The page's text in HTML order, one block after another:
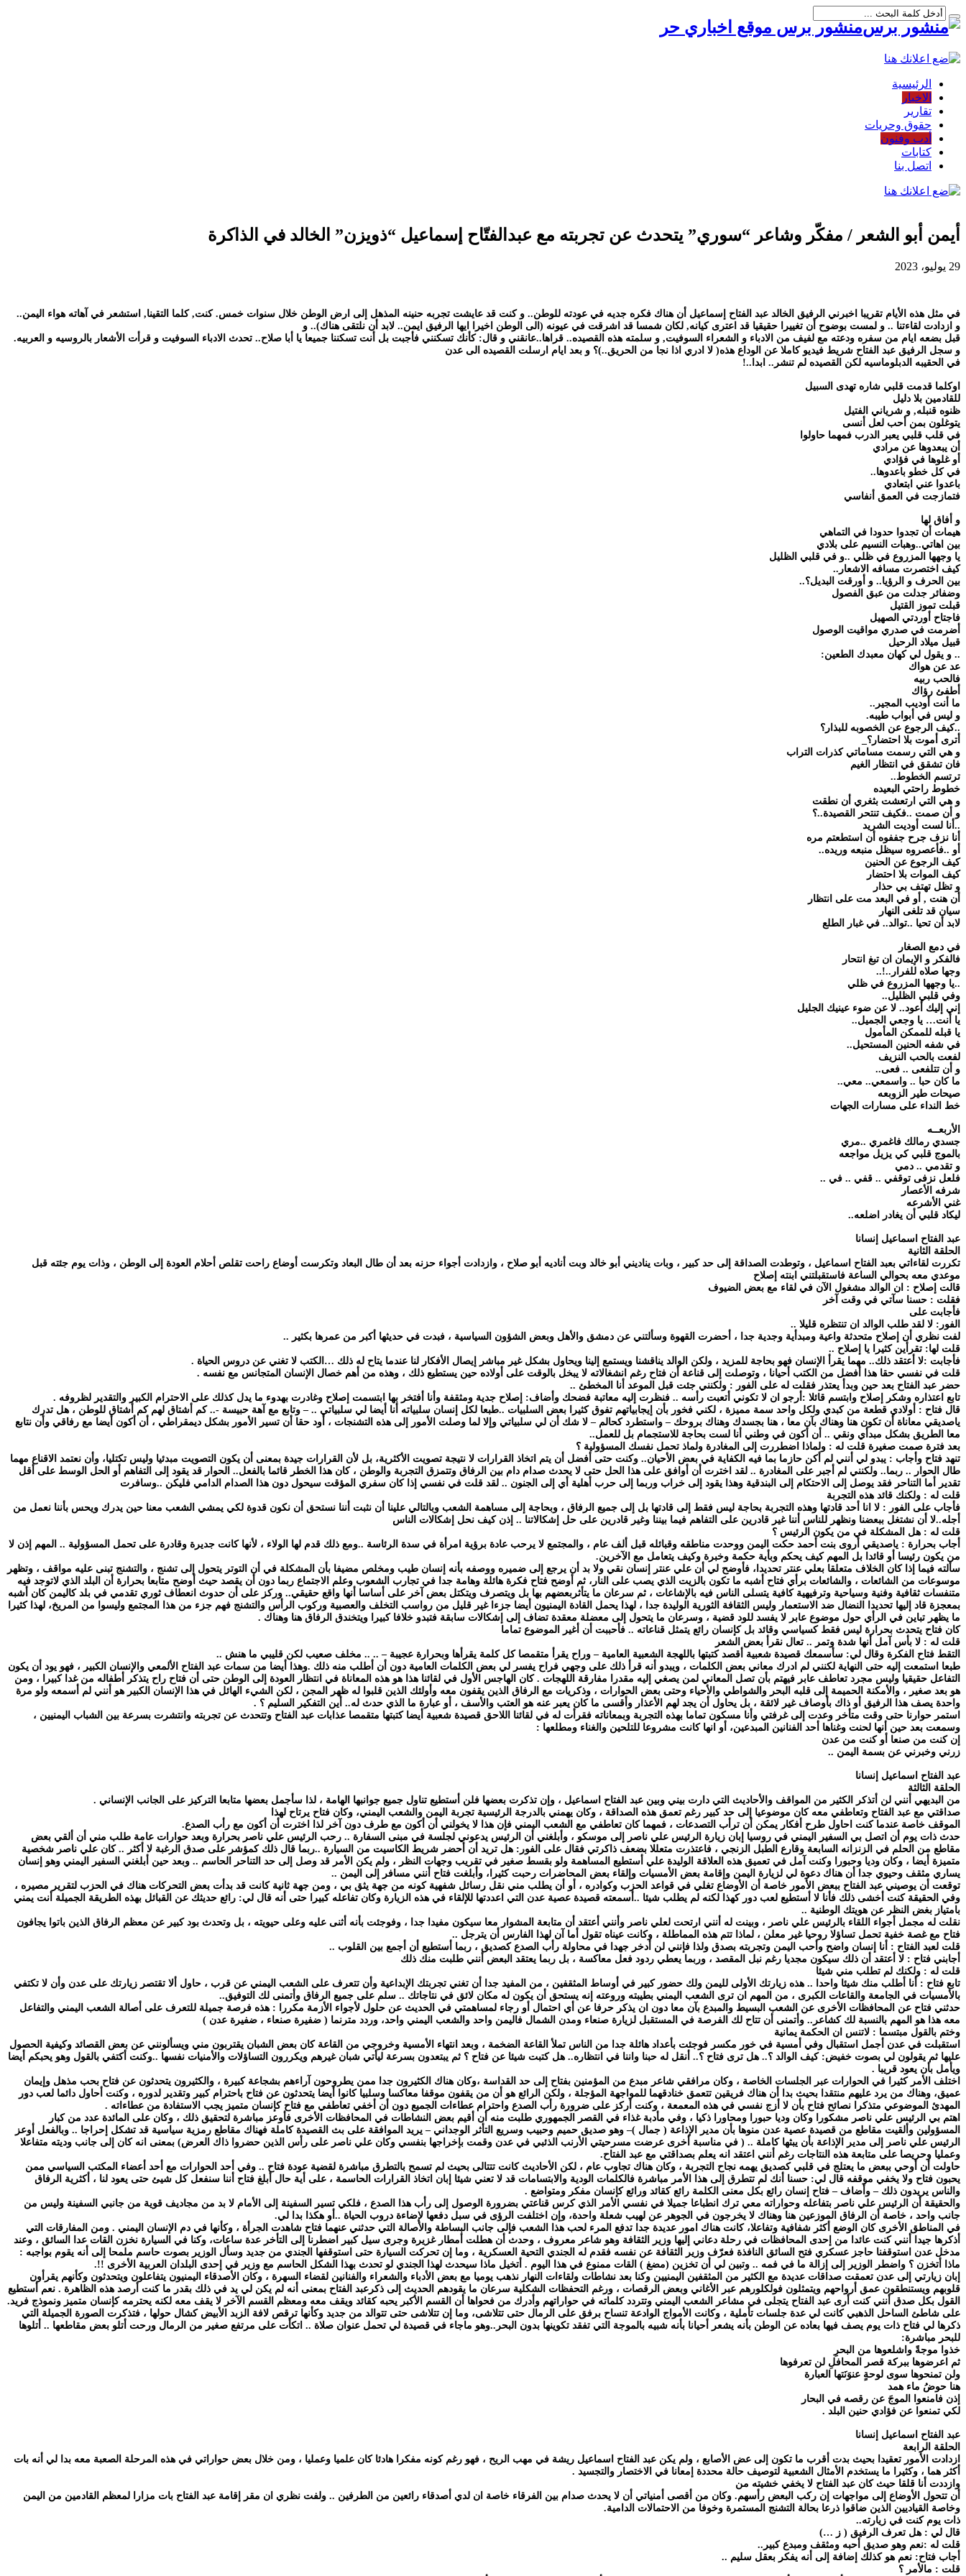
منشور برس موقع اخباري حر
الرئيسية
الاخبار
تقارير
حقوق وحريات
أدب وفنون
كتابات
اتصل بنا
أيمن أبو الشعر / مفكّر وشاعر “سوري” يتحدث عن تجربته مع عبدالفتّاح إسماعيل “ذويزن” الخالد في الذاكرة
29 يوليو، 2023
في مثل هذه الأيام تقريبا اخبرني الرفيق الخالد عبد الفتاح إسماعيل أن هناك فكره جديه في عودته للوطن.. و كنت قد عايشت تجربه حنينه المذهل إلى ارض الوطن خلال سنوات خمس. كنت, كلما التقينا, استشعر في آهاته هواء اليمن..
و ازدادت لقاءتنا .. و لمست بوضوح أن تغييرا حقيقيا قد اعترى كيانه, لكان شمسا قد اشرقت في عيونه (الى الوطن اخيرا ايها الرفيق ايمن.. لابد أن نلتقى هناك).. و
قبل بضعه ايام من سفره ودعته مع لفيف من الادباء و الشعراء السوفيت, و سلمته هذه القصيده.. قراها..عانقني و قال: كأنك تسكنني فأجبت بل أنت تسكننا جميعا يا أبا صلاح.. تحدث الادباء السوفيت و قرأت الأشعار بالروسيه و العربيه.
و سجل الرفيق عبد الفتاح شريط فيديو كاملا عن الوداع هذه( لا ادري اذا نجا من الحريق..)؟ و بعد ايام ارسلت القصيده الى عدن
في الحقيبه الدبلوماسيه لكن القصيده لم تنشر.. ابدا..!
اوكلما قدمت قلبي شاره تهدى السبيل
للقادمين بلا دليل
ظنوه قنبله, و شرياني الفتيل
يتوغلون بمن أحب لعل أنسى
في قلب قلبي يعبر الدرب فمهما حاولوا
أن يبعدوها عن مرادي
أو غلوها في فؤادي
في كل خطو باعدوها..
باعدوا عني ابتعادي
فتمازجت في العمق أنفاسي
و أفاق لها
هيمات أن تجدوا حدودا في التماهي
بين اهاتي..وهبات النسيم على بلادي
يا وجهها المزروع في ظلي ..و في قلبي الظليل
كيف اختصرت مسافه الاشعار..
بين الحرف و الرؤيا.. و أورقت البديل؟..
وضفائر جدلت من عبق الفصول
قبلت تموز القتيل
فاجتاح أوردتي الصهيل
أضرمت في صدري مواقيت الوصول
قبيل ميلاد الرحيل
.. و يقول لي كهان معبدك الطعين:
عد عن هواك
فالحب ربيه
أطفئ رؤاك
ما أنت أوديب المجير..
و ليس في أبواب طيبه.
..كيف الرجوع عن الخصوبه للبذار؟
أترى أموت بلا احتضار؟_
و هي التي رسمت مساماتي كذرات التراب
فان تشقق في انتظار الغيم
ترتسم الخطوط..
خطوط راحتي البعيده
و هي التي ارتعشت بثغري أن نطقت
و أن صمت ..فكيف تنتحر القصيدة..؟
..أنا لست أوديت الشريد
أنا نزف جرح جففوه أن استطعتم مره
أو ..فأعصروه سيظل منبعه وريده..
كيف الرجوع عن الحنين
كيف الموات بلا احتضار
و تظل تهتف بي حذار
أن هنت , أو في البعد مت على انتظار
سيان قد تلغى النهار
لابد أن تحيا ..توالد.. في غبار الطلع
في دمع الصغار
فالفكر و الإيمان ان تبغ انتحار
وجها صلاه للفرار..!..
..يا وجهها المزروع في ظلي
وفي قلبي الظليل..
إني إليك أعود.. لا عن ضوء عينيك الجليل
يا أنت… يا وجعي الجميل..
يا قبله للممكن المأمول
في شفه الحنين المستحيل..
لفعت بالحب النزيف
و أن تتلفعى .. فعى..
ما كان حبا .. واسمعي.. معي..
صيحات طير الزوبعه
خط النداء على مسارات الجهات
الأربعــه
جسدي رمالك فاغمري ..مري
بالموج قلبي كي يزيل مواجعه
و تقدمي .. دمي
فلعل نزفى توقفي .. قفي .. في ..
شرفه الأعصار
غني الأشرعه
ليكاد قلبي أن يغادر اضلعه..
عبد الفتاح اسماعيل إنسانا
الحلقة الثانية
تكررت لقاءاتي بعبد الفتاح اسماعيل ، وتوطدت الصداقة إلى حد كبير ، وبات يناديني أبو خالد وبت أناديه أبو صلاح ، وازدادت أجواء حزنه بعد أن طال البعاد وتكرست أوضاع راحت تقلص أحلام العودة إلى الوطن ، وذات يوم جئته قبل
موعدي معه بحوالي الساعة فاستقبلتني ابنته إصلاح
قالت إصلاح : ان الوالد مشغول الآن في لقاء مع بعض الضيوف
فقلت : حسنا سآتي في وقت آخر
فأجابت على
الفور: لا لقد طلب الوالد ان تنتظره قليلا ..
لفت نظري أن إصلاح متحدثة واعية ومبدأية وجدية جدا ، أحضرت القهوة وسألتني عن دمشق والأهل وبعض الشؤون السياسية ، فبدت في حديثها أكبر من عمرها بكثير ..
قلت لها: تقرأين كثيرا يا إصلاح ..
فأجابت :لا أعتقد ذلك.. مهما يقرأ الإنسان فهو بحاجة للمزيد ، ولكن الوالد يناقشنا ويستمع إلينا ويحاول بشكل غير مباشر إيصال الأفكار لنا عندما يتاح له ذلك …الكتب لا تغني عن دروس الحياة .
قلت في نفسي حقا هذا أفضل من الكتب أحيانا ، وتوصلت إلى قناعة أن فتاح رغم انشغالاته لا يبخل بالوقت على أولاده حين يستطيع ذلك ، وهذه من أهم خصال الإنسان المتجانس مع نفسه .
حضر عبد الفتاح بعد حين وبدأ يعتذر فقلت له على الفور : ولكنني جئت قبل الموعد أنا المخطئ ..
تابع اعتذاره وشكر إصلاح وابتسم قائلا :أرجو ان لا تكوني أتعبت رأسه .. فنظرت إليه معاتبة فضحك وأضاف: إصلاح جدية ومثقفة وأنا أفتخر بها ابتسمت إصلاح وغادرت بهدوء ما يدل كذلك على الاحترام الكبير والتقدير لظروفه .
قال فتاح : أولادي قطعة من كبدي ولكل واحد سمة مميزة ، لكني فخور بأن إيجابياتهم تفوق كثيرا بعض السلبيات ..طبعا لكل إنسان سلبياته أنا أيضا لي سلبياتي .. – وتابع مع آهة حبيسة -.. كم أشتاق لهم كم أشتاق للوطن ، هل تدرك
ياصديقي معاناة أن تكون هنا وهناك بآن معا ، هنا بجسدك وهناك بروحك – واستطرد كحالم – لا شك أن لي سلبياتي وإلا لما وصلت الأمور إلى هذه التشنجات ، أود حقا أن تسير الأمور بشكل ديمقراطي ، أن أكون أيضا مع رفاقي وأن نتابع
معا الطريق بشكل مبدأي ونقي .. أن أكون في وطني أنا لست بحاجة للاستجمام بل للعمل..
بعد فترة صمت صغيرة قلت له : ولماذا اضطررت إلى المغادرة ولماذ تحمل نفسك المسؤولية ؟
تنهد فتاح وأجاب : يبدو لي أنني لم أكن حازما بما فيه الكفاية في بعض الأحيان.. وكنت حتى أفضل أن يتم اتخاذ القرارات لا نتيجة تصويت الأكثرية، بل لأن القرارات جيدة بمعنى أن يكون التصويت مبدئيا وليس تكتليا، وأن نعتمد الاقناع مهما
طال الحوار .. ربما.. ولكنني لم أجبر على المغادرة .. لقد اخترت أن أوافق على هذا الحل حتى لا يحدث صدام دام بين الرفاق وتتمزق التجربة والوطن ، كان هذا الخطر قائما بالفعل.. الحوار قد يقود إلى التفاهم أو الحل الوسط على أقل
تقدير أما التناحر فقد يوصل إلى الاحتكام إلى البندقية وهذا يقود إلى خراب وربما إلى حرب أهلية أي إلى الجنون .. لقد قلت في نفسي إذا كان سفري المؤقت سيحول دون هذا الصدام الدامي فليكن ..وسافرت
قلت له : ولكنك قائد هذه التجربة
فأجاب على الفور : لا انا أحد قادتها وهذه التجربة بحاجة ليس فقط إلى قادتها بل إلى جميع الرفاق ، وبحاجة إلى مساهمة الشعب وبالتالي علينا أن نثبت أننا نستحق أن نكون قدوة لكي يمشي الشعب معنا حين يدرك ويحس بأننا نعمل من
أجله..لا أن نشتغل ببعضنا ونظهر للناس أننا غير قادرين على التفاهم فيما بيننا وغير قادرين على حل إشكالاتنا .. إذن كيف نحل إشكالات الناس
قلت له : هل المشكلة في من يكون الرئيس ؟
أجاب بحرارة : ياصديقي أروى بنت أحمد حكت اليمن ووحدت مناطقه وقبائله قبل ألف عام ، والمجتمع لا يرحب عادة برؤية امرأة في سدة الرئاسة ..ومع ذلك قدم لها الولاء ، لأنها كانت جديرة وقادرة على تحمل المسؤولية .. المهم إذن لا
من يكون رئيسا أو قائدا بل المهم كيف يحكم وبأية حكمة وخبرة وكيف يتعامل مع الآخرين.
سألته فيما إذا كان الخلاف متعلقا بعلي عنتر تحديدا، فأوضح لي أن علي عنتر إنسان نقي ولا بد أن يرجع إلى ضميره ووصفه بأنه إنسان طيب ومخلص مضيفا بأن المشكلة في أن التوتر يتحول إلى تشنج ، والتشنج تبنى عليه مواقف ، وتظهر
موسوعات من الشائعات ، والشائعات برأي فتاح أشبه ما تكون بالزيت الذي يصب على النار، ثم أوضح فتاح فكرة هائلة وهامة جدا في تجارب الشعوب وعلم الاجتماع ربما دون أن يقصد حيث أوضح متابعا بحرارة أن البلد الذي لاتوجد فيه
متنفسات ثقافية وفنية وسياحية وترفيهية كافية يتسلى الناس فيه بالإشاعات ، ثم سرعان ما يتأثربعضهم بها بل ويتصرف ويتكتل بعض آخر على أساسا أنها واقع حقيقي.. وركز على أن حدوث انعطاف ثوري تقدمي في بلد كاليمن كان أشبه
بمعجزة قاد إليها تحديدا النضال ضد الاستعمار وليس الثقافة الثورية الوليدة جدا ، لهذا يحمل القادة اليمنيون أيضا جزءا غير قليل من رواسب التخلف والعصبية وركوب الرأس والتشنج فهم جزء من هذا المجتمع وليسوا من المريخ، لهذا كثيرا
ما يظهر تباين في الرأي حول موضوع عابر لا يفسد للود قضية ، وسرعان ما يتحول إلى معضلة معقدة تضاف إلى إشكالات سابقة فتبدو خلافا كبيرا ويتخندق الرفاق هنا وهناك .
كان فتاح يتحدث بحرارة ليس فقط كسياسي وقائد بل كإنسان رائع يتمثل قناعاته .. فأحببت أن أغير الموضوع تماما
قلت له : لا بأس آمل أنها شدة وتمر .. تعال نقرأ بعض الشعر
التقط فتاح الفكرة وقال لي: سأسمعك قصيدة شعبية أقصد كتبتها باللهجة الشعبية العامية – وراح يقرأ متقمصا كل كلمة يقرأها وبحرارة عجيبة – .. .. مخلف صعيب لكن قليبي ما هنش ..
طبعا استمعت إليه حتى النهاية لكنني لم ادرك معاني بعض الكلمات ، ويبدو أنه قرأ ذلك على وجهي فراح يفسر لي بعض الكلمات العامية دون أن أطلب منه ذلك .وهذا أيضا من سمات عبد الفتاح الألمعي والإنسان الكبير ، فهو يود أن يكون
التفاعل حقيقيا وليس مجرد تعاطف عابر فيهتم بأن تصل المعاني لمن يصغي إليه مقدرا مفارقة اللهجات . كان الهاجس الأول في لقائنا هذا هو هذه المعاناة في انتظار العودة إلى الوطن حتى أن فتاح راح يتذكر أطفاله من غدا كبيرا ، ومن
هو بعد صغير ، والأمكنة الحميمة إلى قلبه البحر والشواطي والأحياء وحتى بعض الحوارات ، وذكريات مع الرفاق الذين يقفون معه وأولئك الذين قلبوا له ظهر المجن ، لكن الشيء الهائل في هذا الإنسان الكبير هو أنني لم أسمعه ولو مرة
واحدة يصف هذا الرفيق أو ذاك بأوصاف غير لائقة ، بل يحاول أن يجد لهم الأعذار وأقسى ما كان يعبر عنه هو العتب والأسف ، أو عبارة ما الذي حدث له.. أين التفكير السليم ؟ .
استمر حوارنا حتى وقت متأخر وعدت إلى غرفتي وأنا مسكون تماما بهذه التجربة وبمعاناته فقرأت له في لقائنا اللاحق قصيدة شعبية أيضا كتبتها متقمصا عذابات عبد الفتاح وتتحدث عن تجربته وانتشرت بسرعة بين الشباب اليمنيين ،
وسمعت بعد حين أنها لحنت وغناها أحد الفنانين المبدعين، أو انها كانت مشروعا للتلحين والغناء ومطلعها :
إن كنت من صنعا أو كنت من عدن
زرني وخبرني عن بسمة اليمن ..
عبد الفتاح اسماعيل إنسانا
الحلقة الثالثة
من البديهي أنني لن أتذكر الكثير من المواقف والأحاديث التي دارت بيني وبين عبد الفتاح اسماعيل ، وإن تذكرت بعضها فلن أستطيع تناول جميع جوانبها الهامة ، لذا سأجمل بعضها متابعا التركيز على الجانب الإنساني .
صداقتي مع عبد الفتاح وتعاطفي معه كان موضوعيا إلى حد كبير رغم تعمق هذه الصداقة ، وكان يهمني بالدرجة الرئيسية تجربة اليمن والشعب اليمني، وكان فتاح يرتاح لهذا
الموقف خاصة عندما كنت احاول طرح أفكار يمكن أن ترأب التصدعات ، فمهما كان تعاطفي مع الشعب اليمني فإن هذا لا يخولني أن أكون مع طرف دون آخر لذا اخترت أن أكون مع رأب الصدع.
حدث ذات يوم أن اتصل بي السفير اليمني في روسيا إبان زيارة الرئيس علي ناصر إلى موسكو ، وأبلغني أن الرئيس يدعوني لجلسة في مبنى السفارة .. رحب الرئيس علي ناصر بحرارة وبعد حوارات عامة طلب مني أن ألقي بعض
مقاطع من الحلم في الزنزانه السابعة وقارع الطبل الزنجي ، فاعتذرت متعللا بضعف ذاكرتي فقال على الفور: هل تريد أن أحضر شريط الكاسيت من السيارة ..ربما قال ذلك كمؤشر على صدق الرغبة لا أكثر .. كان علي ناصر شخصية
متميزة أيضا ، وكان وديا وحبورا وكنت آمل في تعميق هذه العلاقة الوليدة علي أستطيع المساهمة ولو بقسط صغير في تقريب وجهات النظر ، ولم يكن الأمر قد وصل إلى حد التناحر الحاسم .. وبعد حين أبلغني السفير اليمني وهو إنسان
يساري مثقف وحيوي جدا أن هناك دعوة لي لزيارة اليمن وإقامة بعض الأمسيات وإلقاء بعض المحاضرات رحبت كثيرا، وأبلغت فتاح أنني مسافر إلى اليمن ..
توقعت أن يوصيني عبد الفتاح ببعض الأمور خاصة أن الأوضاع تغلي في قواعد الحزب وكوادره ، أو أن يطلب مني نقل رسائل شفهية كونه من جهة يثق بي ، ومن جهة ثانية كانت قد بدأت بعض التحركات هناك في الحزب لتقرير مصيره ،
وفي الحقيقة كنت أخشى ذلك فأنا لا أستطيع لعب دور كهذا لكنه لم يطلب شيئا ..أسمعته قصيدة عصية عدن التي اعددتها للإلقاء في هذه الزيارة وكان تفاعله كبيرا حتى أنه قال لي: رائع حديثك عن القبائل بهذه الطريقة الجميلة أنت يمني
بامتياز بغض النظر عن هويتك الوطنية ..
نقلت له مجمل أجواء اللقاء بالرئيس علي ناصر ، وبينت له أنني ارتحت لعلي ناصر وأنني أعتقد أن متابعة المشوار معا سيكون مفيدا جدا ، وفوجئت بأنه أثنى عليه وعلى حيويته ، بل وتحدث بود كبير عن معظم الرفاق الذين باتوا يجافون
فتاح مع غصة خفية تحمل تساؤلا روحيا غير معلن ، لماذا تتم هذه المماطلة ، وكانت عيناه تقول أما آن لهذا الفارس أن يترجل ..
قلت لعبد الفتاح : أنا إنسان واضح وأحب اليمن وتجربته بصدق ولذا فإنني لن أدخر جهدا في محاولة رأب الصدع كصديق ، ربما أستطيع أن أجمع بين القلوب ..
أجابني فتاح : لا أعتقد أن ذلك سيكون مجديا رغم نبل المقصد ، وربما يعطي ردود فعل معاكسة ، بل ربما يعتقد البعض أنني طلبت منك ذلك
قلت له : ولكنك لم تطلب مني شيئا
تابع فتاح : أنا أطلب منك شيئا واحدا .. هذه زيارتك الأولى لليمن ولك حضور كبير في أوساط المثقفين ، من المفيد جدا أن تغني تجربتك الإبداعية وأن تتعرف على الشعب اليمني عن قرب ، حاول ألا تقتصر زيارتك على عدن وأن لا تكتفي
بالأمسيات في الجامعة والقاعات الكبرى ، من المهم ان ترى الشعب اليمني بطيبته وروعته إنه يستحق أن يكون له مكان لائق في نتاجاتك .. سلم على جميع الرفاق وأتمنى لك التوفيق..
حدثني فتاح عن المحافظات الأخرى عن الشعب البسيط والمبدع بآن معا دون ان يذكر حرفا عن أي احتمال أو رجاء لمساهمتي في الحديث عن حلول لأجواء الأزمة مكررا : هذه فرصة جميلة للتعرف على أصالة الشعب اليمني والتفاعل
معه هذا هو المهم بالنسبة لك كشاعر.. وأتمنى أن تتاح لك الفرصة في المستقبل لزيارة صنعاء ومدن الشمال فاليمن واحد والشعب اليمني واحد، وردد مترنما ( ضفيرة صنعاء ، ضفيرة عدن )
وختم بالقول مبتسما : لاتنس ان الحكمة يمانية
استقبلت في عدن أجمل استقبال وفي أمسية في خور مكسر فوجئت بأعداد هائلة جدا من الناس تملأ القاعة الضخمة ، وبعد انتهاء الأمسية وخروجي من القاعة كان بعض الشبان يقتربون مني ويسألونني عن بعض القصائد وكيفية الحصول
عليها ثم يقولون لي بصوت خفيض: كيف الوالد ؟.. هل ترى فتاح ؟.. أنقل له حبنا واننا في انتظاره.. هل كتبت شيئا عن فتاح ؟ ثم يبتعدون بسرعة ليأتي شبان غيرهم ويكررون التساؤلات والأمنيات نفسها ..وكنت أكتفي بالقول وهو يحبكم أيضا
ويأمل بأن يعود قريبا .
اختلف الأمر كثيرا في الحوارات عبر الجلسات الخاصة ، وكان مرافقي شاعر مبدع من المؤمنين بفتاح إلى حد القداسة ،وكان هناك الكثيرون جدا ممن يطروحون آراءهم بشجاعة كبيرة ، والكثيرون يتحدثون عن فتاح بحب مذهل وإيمان
عميق، وهناك من يرد عليهم منتقدا بحيث بدا أن هناك فريقين تتعمق خنادقهما للمواجهة المؤجلة ، ولكن الرائع هو أن من يقفون موقفا معاكسا وسلبيا كانوا أيضا يتحدثون عن فتاح باحترام كبير وتقدير لدوره ، وكنت أحاول دائما لعب دور
المهدئ الموضوعي متذكرا نصائح فتاح بأن لا أزج نفسي في هذه المعمعة ، وكنت أركز على ضرورة رأب الصدع واحترام عطاءات الجميع دون أن أخفي تعاطفي مع فتاح كإنسان متميز يجب الاستفادة من عطاءاته .
اهتم بي الرئيس علي ناصر مشكورا وكان وديا حبورا ومحاورا ذكيا ، وفي مأدبة غذاء في القصر الجمهوري طلبت منه أن أقيم بعض النشاطات في المحافظات الأخرى فأوعز مباشرة لتحقيق ذلك ، وكان على المائدة عدد من كبار
المسؤولين وألقيت مقاطع من قصيدة عصية عدن منوها بأن مدير الإذاعة ( جمال )– وهو صديق حميم وحبيب وسريع التأثر الوجداني – يريد الموافقة على بث القصيدة كاملة فهناك مقاطع رمزية سياسية قد تشكل إحراجا .. وبالفعل أوعز
الرئيس علي ناصر إلى مدير الإذاعة بأن يبثها كاملة .. ( في مناسبة أخرى عرضت مسرحيتي الأرنب الذئبي في عدن وقمت بإخراجها بنفسي وكان علي ناصر على رأس الذين حضروا ذاك العرض) بمعنى انه كان إلى جانب وديته متفاعلا
وعمليا وحريصا على متابعة هذه النتاجات رغم أنني اعتقد انه يعلم بصداقتي مع عبد الفتاح.
حاولت أن أوحي ببعض ما يعتلج في قلبي كصديق يهمه نجاح التجربة ، وكان هناك تجاوب عام ، لكن الأحاديث كانت تتتالى بحيث لم تسمح بالتطرق مباشرة لقضية عودة فتاح .. وفي أحد الحوارات مع أحد أعضاء المكتب السياسي ممن
يحبون فتاح ولا يخفي موقفه قال لي: حسنا أنك لم تتطرق إلى هذا الأمر مباشرة فالكلمات الودية والابتسامات قد لا تعني شيئا إبان اتخاذ القرارات الحاسمة ، على أية حال أبلغ فتاح أننا سنفعل كل شيئ حتى يعود لنا ، أكثرية الرفاق
والناس يريدون ذلك – وأضاف – فتاح إنسان رائع بكل معنى الكلمة رائع كقائد ورائع كإنسان مفكر ومتواضع .
والحقيقة أن الرئيس علي ناصر بتفاعله وحواراته معي ترك انطباعا جميلا في نفسي الأمر الذي كرس قناعتي بضرورة الوصول إلى رأب هذا الصدع ، فلكي تسير السفينة إلى الأمام لا بد من مجاديف قوية من جانبي السفينة وليس من
جانب واحد ، خاصة أن الرفاق الموزعين هنا وهناك لا يخرجون في الجوهر عن لهيب شعلة واحدة، وإن اختلفت الرؤى في سبل دفعها لإضاءة دروب الحياة ..أو هكذا بدا لي.
في المناطق الأخرى كان الوضع أكثر شفافية وتفاعلا، كانت هناك امور عديدة جدا تدفع المرء لحب هذا الشعب فإلى جانب البساطة والأصالة التي حدثني عنهما فتاح شاهدت الجرأة ، وكأنها في دم الإنسان اليمني . ومن المفارقات التي
أذكرها جيدا أنني كنت عائدا من إحدى المحافظات في رحلة دعاني إليها وزير الثقافة وهو شاعر معروف ، وحدث أن هطلت أمطار غزيرة وجرى سيل كبير اضطرنا إلى التأخر عدة ساعات، وكنا في السيارة نخزن القات عدا السائق ، وعند
مدخل عدن استوقفنا حاجز عسكري فتح السائق النافذة فعرّف وزير الثقافة عن نفسه فقدم له الجندي التحية العسكرية ، وما إن تحركت السيارة حتى استوقفها الجندي من جديد وسأل الوزير بصوت حاسم ملمحا إلى أنه يقوم بواجبه :
ماذا أتخزن ؟ واضطر الوزير إلى إزالة ما في فمه .. وتبين لي أن تخزين (مضغ ) القات ممنوع في هذا اليوم . أتخيل ماذا سيحدث لهذا الجندي لو تحدث بهذا الشكل الحاسم مع وزير في إحدى البلدان العربية الأخرى !!.
إبان زيارتي إلى عدن تعمقت صداقات عديدة مع الكثير من المثقفين اليمنيين وكنا بعد نشاطات ولقاءات النهار نذهب يوميا مع بعض الأدباء والشعراء والفنانين لقضاء السهرة ، وكان الأصدقاء اليمنيون يتفاعلون ويتحدثون وكأنهم يقرأون
قلوبهم ويستنطقون عمق أرواحهم ويتمثلون فولكلورهم عبر الأغاني وبعض الرقصات ، ورغم التحفظات الشكلية سرعان ما يقودهم الحديث إلى ذكرعبد الفتاح بمعنى أنه لم يكن لي يد في ذلك بقدر ما كنت أرصد هذه الظاهرة . نعم أستطيع
القول بكل صدق أنني كنت أرى عبد الفتاح يتجلى في مشاعر الشعب اليمني وتتردد كلماته في حواراتهم وأدرك من فحواها أن القسم الأكبر يحبه كقائد ويقف معه ومعظم القسم الآخر لا يقف معه لكنه يحترمه كإنسان متميز ونموذج فريد.
على شاطئ الساحل الذهبي كانت لي عدة جلسات تأملية ، وكانت الأمواج الوادعة تنساح برفق على الرمال حتى تتلاشى، وما إن تتلاشى حتى تتوالد من جديد وكأنها ترقص لافة الزبد الأبيض كشال حولها ، فتذكرت الصورة الجميلة التي
ذكرها لي فتاح ذات يوم يصف فيها بعاده عن الوطن بأنه يشعر أحيانا بأنه شبيه بالموجة التي تفقد تكوينها بدون البحر..وهو ماجاء في قصيدة لي تحمل عنوان صلاة .. اتكأت على مرتفع صغير من الرمال ورحت أتلو بعض مقاطعها .. أتلوها
للبحر مباشرة:
خذوا موجةً واشلعوها من البحرِ
ثم اعرضوها ببركة قصر المحافلِ لن تعرفوها
ولن تمنحوها سوى لوحةٍ عنوَنَتها العبارة
هنا حوضُ ماء همد
إذن فامنعوا الموجَ عن رقصه في البحار
لكي تمنعوا عن فؤادي حنين البلد .
عبد الفتاح اسماعيل إنسانا
الحلقة الرابعة
ازدادت الأمور تعقيدا بحيث بدت أقرب ما تكون إلى عض الأصابع ، ولم يكن عبد الفتاح اسماعيل ريشة في مهب الريح ، فهو رغم كونه مفكرا هادئا كان علميا وعمليا ، ومن خلال بعض حواراتي في هذه المرحلة الصعبة معه بدا لي أنه بات
أكثر هما ، وكثيرا ما يستخدم الأمثال الشعبية لتوصيف حالة محددة إمعانا في الاختصار والتجسيد .
وازددت أنا قلقا حيث كان عبد الفتاح لا يخفي خشيته من
أن تتحول الأوضاع إلى مواجهات إن ركب البعض رأسهم. وكان من أقصى أمنياتي أن لا يحدث صدام بين الفرقاء خاصة ان لدي أصدقاء رائعين من الطرفين .. ولفت نظري ان مقر إقامة عبد الفتاح بات مزارا لمعظم القادمين من اليمن
وخاصة القياديين الذين ضاقوا ذرعا بحالة التشنج المستمرة وخوفا من الاحتمالات الدامية.
ذات يوم كنت في زيارته..
قال لي : هل تعرف الرفيق ( ز …)
قلت له :نعم وهو صديق أحبه ومثقف ومبدع كبير..
أجاب فتاح: نعم هو كذلك إضافة إلى أنه يفكر بعقل سليم ..
قلت : مالأمر ؟